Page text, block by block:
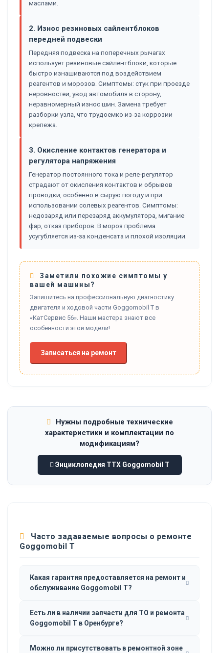
маслами.
2. Износ резиновых сайлентблоков
передней подвески
Передняя подвеска на поперечных рычагах
использует резиновые сайлентблоки, которые
быстро изнашиваются под воздействием
реагентов и морозов. Симптомы: стук при проезде
неровностей, увод автомобиля в сторону,
неравномерный износ шин. Замена требует
разборки узла, что трудоемко из-за коррозии
крепежа.
3. Окисление контактов генератора и
регулятора напряжения
Генератор постоянного тока и реле-регулятор
страдают от окисления контактов и обрывов
проводки, особенно в сырую погоду и при
использовании солевых реагентов. Симптомы:
недозаряд или перезаряд аккумулятора, мигание
фар, отказ приборов. В мороз проблема
усугубляется из-за конденсата и плохой изоляции.
Заметили похожие симптомы у
вашей машины?
Запишитесь на профессиональную диагностику
двигателя и ходовой части Goggomobil T в
«КатСервис 56». Наши мастера знают все
особенности этой модели!
Записаться на ремонт
Нужны подробные технические
характеристики и комплектации по
модификациям?
Энциклопедия ТТХ Goggomobil T
Часто задаваемые вопросы о ремонте
Goggomobil T
Какая гарантия предоставляется на ремонт и
обслуживание Goggomobil T?
Есть ли в наличии запчасти для ТО и ремонта
Goggomobil T в Оренбурге?
Можно ли присутствовать в ремонтной зоне